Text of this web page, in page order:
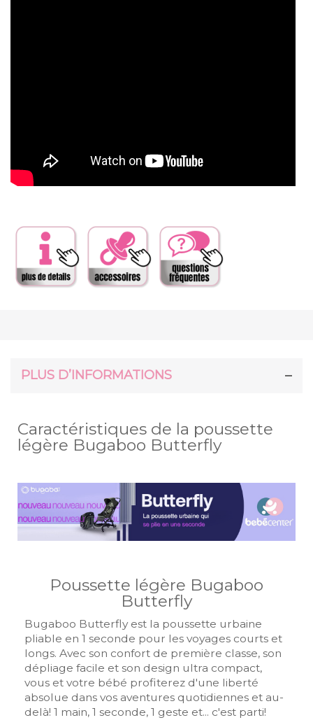
PLUS D’INFORMATIONS
Caractéristiques de la poussette
légère Bugaboo Butterfly
Poussette légère Bugaboo
Butterfly
Bugaboo Butterfly est la poussette urbaine
pliable en 1 seconde pour les voyages courts et
longs. Avec son confort de première classe, son
dépliage facile et son design ultra compact,
vous et votre bébé profiterez d'une liberté
absolue dans vos aventures quotidiennes et au-
delà! 1 main, 1 seconde, 1 geste et... c'est parti!